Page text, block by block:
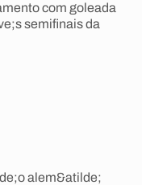
com goleada
semifinais da
alem&atilde;